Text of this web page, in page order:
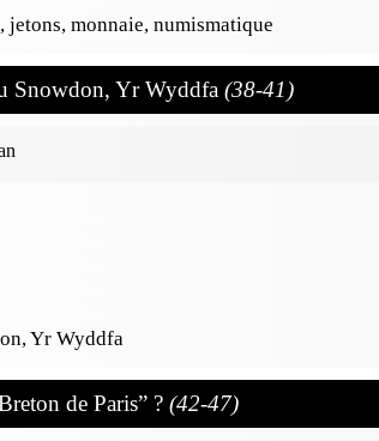
jetons, monnaie, numismatique
Snowdon, Yr Wyddfa (38-41)
Yr Wyddfa
de Paris” ? (42-47)